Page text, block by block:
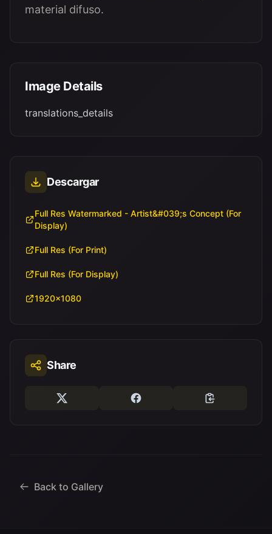
material difuso.
Image Details
translations_details
Descargar
Full Res Watermarked - Artist&#039;s Concept (For
Display)
Full Res (For Print)
Full Res (For Display)
1920x1080
Share
Back to Gallery